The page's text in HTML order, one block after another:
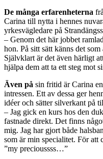
De många erfarenheterna
Carina till nytta i hennes
yrkesvägledare på
– Genom det här jobbet
hon. På sitt sätt känns det
Självklart är det även härligt
hjälpa dem att ta ett steg mot
Även på sin fritid är Carina
intressen. Ett av dessa ger
idéer och sätter silverkant på
– Jag gick en kurs hos den
fastnade direkt. Det finns
mig. Jag har gjort både
som är min specialitet. För att
”my precioussss…”